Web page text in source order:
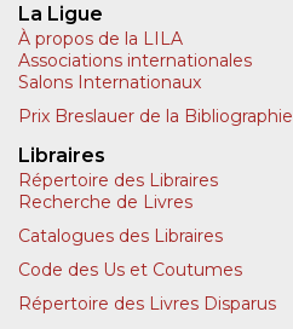
La Ligue
À propos de la LILA
Associations internationales
Salons Internationaux
Prix Breslauer de la Bibliographie
Libraires
Répertoire des Libraires
Recherche de Livres
Catalogues des Libraires
Code des Us et Coutumes
Répertoire des Livres Disparus